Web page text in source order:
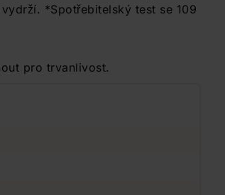
*Spotřebitelský test se 109
pro trvanlivost.